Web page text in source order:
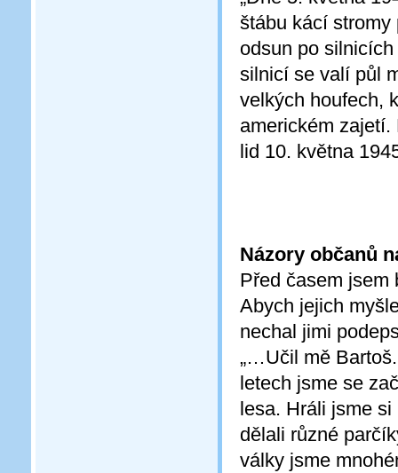
štábu kácí stromy
odsun po
silnicí se valí půl
velkých houfech,
americkém
lid 10. května
Názory občanů
Před časem jsem
Abych jejich
nechal jimi
„…Učil mě
letech jsme se
lesa. Hráli jsme
dělali různé
války jsme